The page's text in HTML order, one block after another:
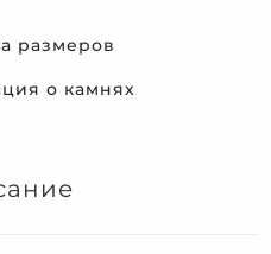
размеров
о камнях